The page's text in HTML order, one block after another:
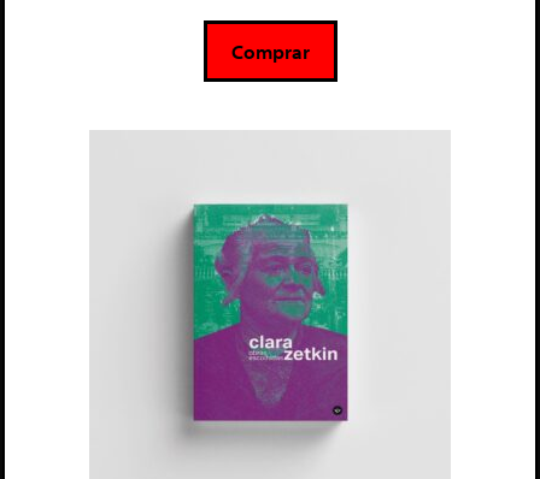
5
Comprar